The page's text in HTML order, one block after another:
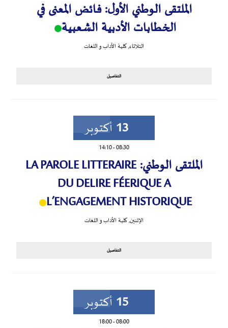
الملتقى الوطني الأول: فائض المعنى في
الخطابات الأدبية الشعبية
الثلاثاء,كلية الأداب و اللغات
التفاصيل
13 أكتوبر
08:30
-
14:10
الملتقى الوطني: LA PAROLE LITTERAIRE
DU DELIRE FÉERIQUE A
L’ENGAGEMENT HISTORIQUE
الإثنين,كلية الأداب و اللغات
التفاصيل
15 أكتوبر
08:00
-
18:00